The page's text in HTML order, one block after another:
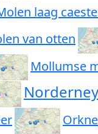
laag
van otten
Mollumse
Norderney